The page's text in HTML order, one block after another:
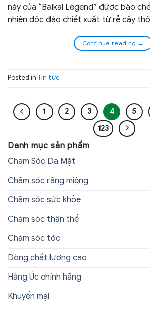
này của “Baikal Legend” được bào
nhiên độc đáo chiết xuất từ ​​rễ cây
Continue reading →
Posted in Tin tức
1 2 3 4 5
123
Danh mục sản phẩm
Chăm Sóc Da Mặt
Chăm sóc răng miệng
Chăm sóc sức khỏe
Chăm sóc thân thể
Chăm sóc tóc
Dòng chất lượng cao
Hàng Úc chính hãng
Khuyến mại